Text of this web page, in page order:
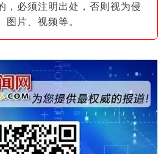
，必须注明出处，否则视为侵
图片 、视频等。